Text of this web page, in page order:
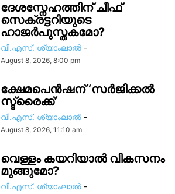
ദേശസ്നേഹത്തിന് ചീഫ്
സെക്രട്ടറിയുടെ
ഹാജർപുസ്തകമോ?
വി.എസ്. ശ്യാംലാൽ -
August 8, 2026, 8:00 pm
ക്ഷേമപെൻഷന് ‘സർജിക്കൽ
സ്ട്രൈക്ക്’
വി.എസ്. ശ്യാംലാൽ -
August 8, 2026, 11:10 am
വെള്ളം കയറിയാൽ വികസനം
മുങ്ങുമോ?
വി.എസ്. ശ്യാംലാൽ -